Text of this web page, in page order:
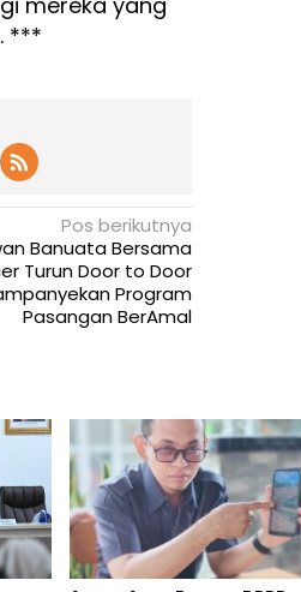
***
Pos berikutnya
Banuata Bersama
Turun Door to Door
Program
Pasangan BerAmal